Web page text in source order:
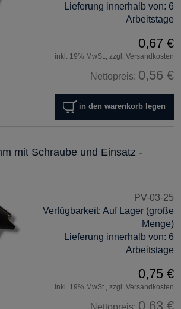
Lieferung innerhalb von: 6
Arbeitstage
0,67 €
inkl. 19% MwSt., zzgl. Versandkosten
Nettopreis: 0,56 €
in den warenkorb legen
mit Schraube und Einsatz -
PV-03-25
Verfügbarkeit: Auf Lager (große
Menge)
Lieferung innerhalb von: 6
Arbeitstage
0,75 €
inkl. 19% MwSt., zzgl. Versandkosten
Nettopreis: 0,63 €